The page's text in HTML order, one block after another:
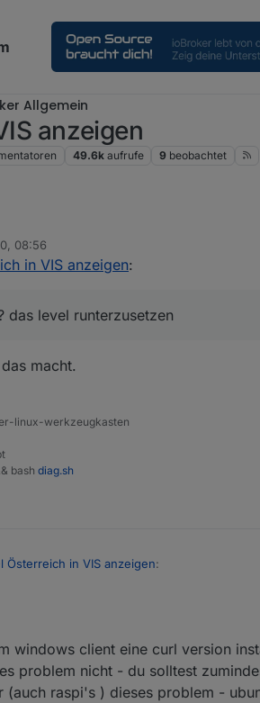
Allgemein
anzeigen
49.6k aufrufe 9 beobachtet
08:56
in VIS anzeigen:
das level runterzusetzen
macht.
linux-werkzeugkasten
bash diag.sh
Österreich in VIS anzeigen:
windows client eine curl version
problem nicht - du solltest
(auch raspi's ) dieses problem -